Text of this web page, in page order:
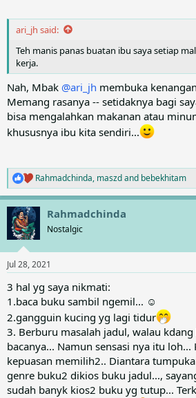
ari_jh said:
Teh manis panas buatan ibu saya setiap
kerja.
Nah, Mbak @ari_jh membuka
Memang rasanya -- setidaknya bagi
bisa mengalahkan makanan atau
khususnya ibu kita sendiri...
R
e
a
c
t
i
n
s
Rahmadchinda, maszdand bebekhitam
Rahmadchinda
Nostalgic
Jul 28, 2021
3 hal yg saya nikmati:
1.baca buku sambil ngemil... ☺
2.gangguin kucing yg lagi tidur
3. Berburu masalah jadul, walau
bacanya... Namun sensasi nya itu loh...
kepuasan memilih2.. Diantara
genre buku2 dikios buku jadul...,
sudah banyk kios2 buku yg tutup...